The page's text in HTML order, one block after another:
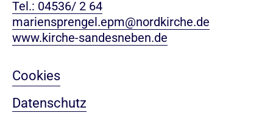
Tel.: 04536/ 2 64
mariensprengel.epm@nordkirche.de
www.kirche-sandesneben.de
Cookies
Datenschutz